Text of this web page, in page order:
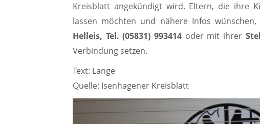
Kreisblatt angekündigt wird. Eltern, die ihre
lassen möchten und nähere Infos
Helleis, Tel. (05831) 993414 oder mit ihrer
Verbindung setzen.
Text: Lange
Quelle: Isenhagener Kreisblatt